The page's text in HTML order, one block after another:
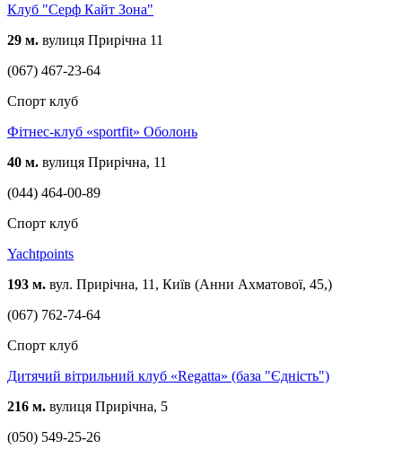
Клуб "Серф Кайт Зона"
29 м. вулиця Прирічна 11
(067) 467-23-64
Спорт клуб
Фітнес-клуб «sportfit» Оболонь
40 м. вулиця Прирічна, 11
(044) 464-00-89
Спорт клуб
Yachtpoints
193 м. вул. Прирічна, 11, Київ (Анни Ахматової, 45,)
(067) 762-74-64
Спорт клуб
Дитячий вітрильний клуб «Regatta» (база "Єдність")
216 м. вулиця Прирічна, 5
(050) 549-25-26